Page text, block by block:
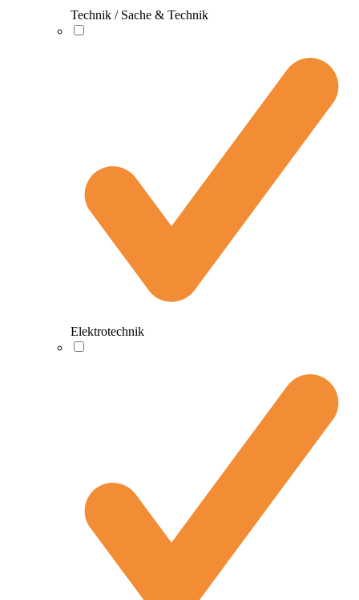
Technik / Sache & Technik
Elektrotechnik